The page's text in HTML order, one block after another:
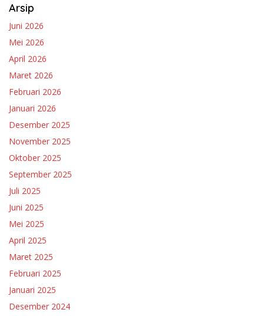
Arsip
Juni 2026
Mei 2026
April 2026
Maret 2026
Februari 2026
Januari 2026
Desember 2025
November 2025
Oktober 2025
September 2025
Juli 2025
Juni 2025
Mei 2025
April 2025
Maret 2025
Februari 2025
Januari 2025
Desember 2024